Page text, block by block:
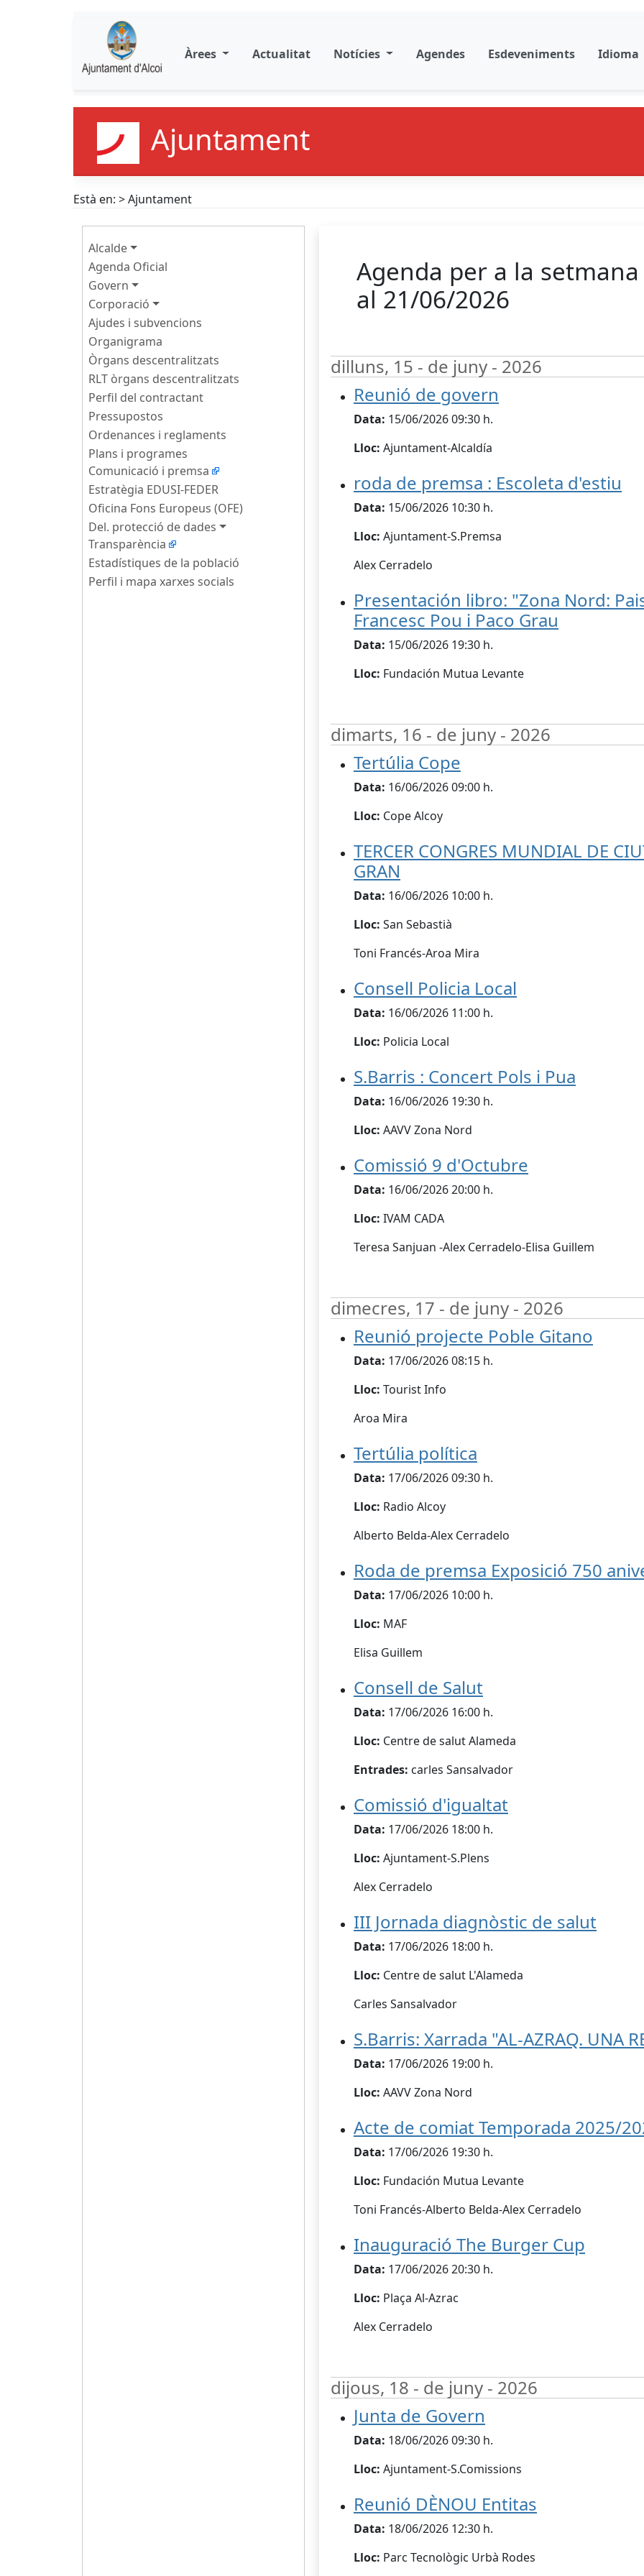
Àrees Actualitat Notícies Agendes Esdeveniments
Idioma
Ajuntament
Està en: > Ajuntament
Alcalde
Agenda Oficial
Govern
Corporació
Ajudes i subvencions
Organigrama
Òrgans descentralitzats
RLT òrgans descentralitzats
Perfil del contractant
Pressupostos
Ordenances i reglaments
Plans i programes
Comunicació i premsa
Estratègia EDUSI-FEDER
Oficina Fons Europeus (OFE)
Del. protecció de dades
Transparència
Estadístiques de la població
Perfil i mapa xarxes socials
Agenda per a la
al 21/06/2026
dilluns, 15 - de juny - 2026
Reunió de govern
Data: 15/06/2026 09:30 h.
Lloc: Ajuntament-Alcaldía
roda de premsa : Escoleta d'estiu
Data: 15/06/2026 10:30 h.
Lloc: Ajuntament-S.Premsa
Alex Cerradelo
Presentación libro: "Zona Nord:
Francesc Pou i Paco Grau
Data: 15/06/2026 19:30 h.
Lloc: Fundación Mutua Levante
dimarts, 16 - de juny - 2026
Tertúlia Cope
Data: 16/06/2026 09:00 h.
Lloc: Cope Alcoy
TERCER CONGRES MUNDIAL DE
GRAN
Data: 16/06/2026 10:00 h.
Lloc: San Sebastià
Toni Francés-Aroa Mira
Consell Policia Local
Data: 16/06/2026 11:00 h.
Lloc: Policia Local
S.Barris : Concert Pols i Pua
Data: 16/06/2026 19:30 h.
Lloc: AAVV Zona Nord
Comissió 9 d'Octubre
Data: 16/06/2026 20:00 h.
Lloc: IVAM CADA
Teresa Sanjuan -Alex Cerradelo-Elisa Guillem
dimecres, 17 - de juny - 2026
Reunió projecte Poble Gitano
Data: 17/06/2026 08:15 h.
Lloc: Tourist Info
Aroa Mira
Tertúlia política
Data: 17/06/2026 09:30 h.
Lloc: Radio Alcoy
Alberto Belda-Alex Cerradelo
Roda de premsa Exposició 750
Data: 17/06/2026 10:00 h.
Lloc: MAF
Elisa Guillem
Consell de Salut
Data: 17/06/2026 16:00 h.
Lloc: Centre de salut Alameda
Entrades: carles Sansalvador
Comissió d'igualtat
Data: 17/06/2026 18:00 h.
Lloc: Ajuntament-S.Plens
Alex Cerradelo
III Jornada diagnòstic de salut
Data: 17/06/2026 18:00 h.
Lloc: Centre de salut L'Alameda
Carles Sansalvador
S.Barris: Xarrada "AL-AZRAQ. UNA
Data: 17/06/2026 19:00 h.
Lloc: AAVV Zona Nord
Acte de comiat Temporada 2025/
Data: 17/06/2026 19:30 h.
Lloc: Fundación Mutua Levante
Toni Francés-Alberto Belda-Alex Cerradelo
Inauguració The Burger Cup
Data: 17/06/2026 20:30 h.
Lloc: Plaça Al-Azrac
Alex Cerradelo
dijous, 18 - de juny - 2026
Junta de Govern
Data: 18/06/2026 09:30 h.
Lloc: Ajuntament-S.Comissions
Reunió DÈNOU Entitas
Data: 18/06/2026 12:30 h.
Lloc: Parc Tecnològic Urbà Rodes